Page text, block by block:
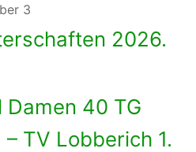
3
2026.
Damen 40 TG
– TV Lobberich 1.